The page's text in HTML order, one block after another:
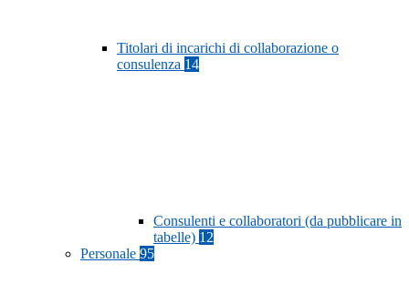
Titolari di incarichi di collaborazione o
consulenza 14
Consulenti e collaboratori (da pubblicare in
tabelle) 12
Personale 95